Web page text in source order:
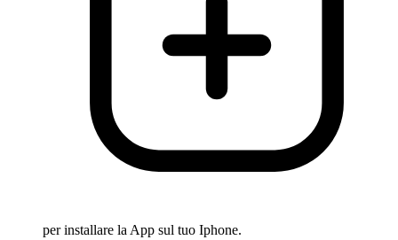
per installare la App sul tuo Iphone.